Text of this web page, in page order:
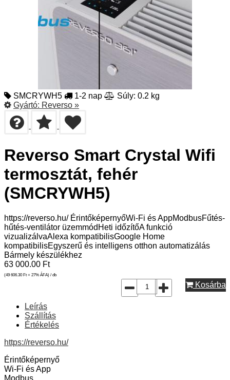
SMCRYWH5 1-2 nap
Súly: 0.2 kg
Gyártó: Reverso »
Reverso Smart Crystal Wifi
termosztát, fehér
(SMCRYWH5)
https://reverso.hu/ ÉrintőképernyőWi-Fi és AppModbusFűtés-
hűtés-ventilátor üzemmódHeti időzítőA funkció
vizualizálvaAlexa kompatibilisGoogle Home
kompatibilisEgyszerű és intelligens otthon automatizálás
Bármely készülékhez
63 000.00 Ft
(49 606.30 Ft + 27% ÁFA) / db
Kosárba
Leírás
Szállítás
Értékelés
https://reverso.hu/
Érintőképernyő
Wi-Fi és App